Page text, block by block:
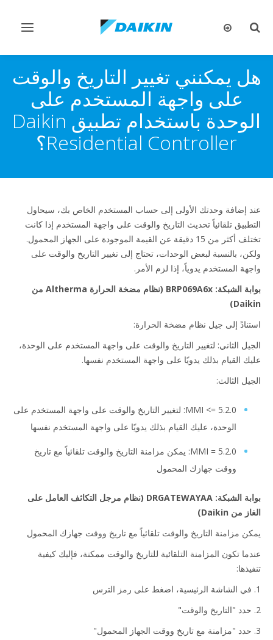
تبديل
تبديل
هل يمكنني تغيير التاريخ والوقت
على واجهة المستخدم على
الوحدة باستخدام تطبيق Daikin
Residential Controller؟
عند إضافة وحدتك الأولى إلى حساب المستخدم الخاص بك، سيحاول
التطبيق تلقائياً تحديث التاريخ والوقت على واجهة المستخدم إذا كانت
تختلف أكثر من 15 دقيقة عن القيمة الموجودة على الجهاز المحمول.
ولكن، بالنسبة لبعض الوحدات، تحتاج إلى تغيير التاريخ والوقت على
واجهة المستخدم يدوياً، إذا لزم الأمر.
بوابة الشبكة: BRP069A6x (نظام مضخة الحرارة Altherma من
Daikin)
استنادً إلى جيل نظام مضخة الحرارة:
الجيل الثاني: لتغيير التاريخ والوقت على واجهة المستخدم على الوحدة،
عليك القيام بذلك يدويًا على واجهة المستخدم نفسها.
الجيل الثالث:
MMI <= 5.2.0: لتغيير التاريخ والوقت على واجهة المستخدم على
الوحدة، عليك القيام بذلك يدويًا على واجهة المستخدم نفسها
MMI = 5.2.0: يمكن مزامنة التاريخ والوقت تلقائياً مع تاريخ
ووقت جهازك المحمول
بوابة الشبكة: DRGATEWAYAA (نظام مرجل التكاثف العامل على
الغاز من Daikin)
يمكن مزامنة التاريخ والوقت تلقائياً مع تاريخ ووقت جهازك المحمول
عندما تكون المزامنة التلقائية للتاريخ والوقت ممكنة، فإليك كيفية
تنفيذها:
1. في الشاشة الرئيسية، اضغط على رمز الترس
2. حدد "التاريخ والوقت"
3. حدد "مزامنة مع تاريخ ووقت الجهاز المحمول"